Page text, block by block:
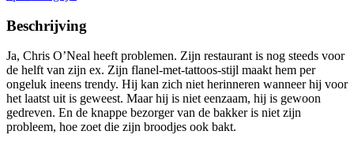
Beschrijving
Ja, Chris O’Neal heeft problemen. Zijn restaurant is nog steeds voor
de helft van zijn ex. Zijn flanel-met-tattoos-stijl maakt hem per
ongeluk ineens trendy. Hij kan zich niet herinneren wanneer hij voor
het laatst uit is geweest. Maar hij is niet eenzaam, hij is gewoon
gedreven. En de knappe bezorger van de bakker is niet zijn
probleem, hoe zoet die zijn broodjes ook bakt.